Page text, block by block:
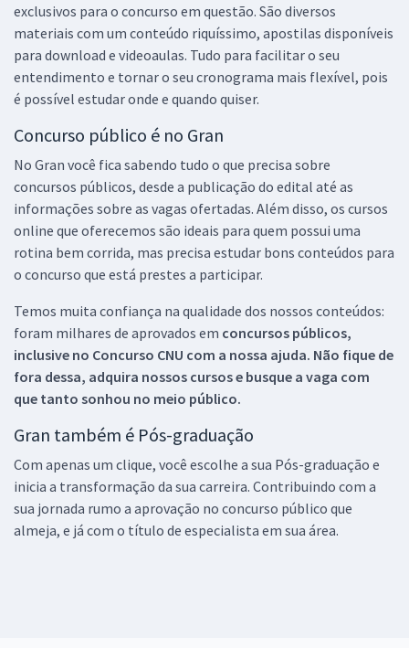
exclusivos para o concurso em questão. São diversos
materiais com um conteúdo riquíssimo, apostilas disponíveis
para download e videoaulas. Tudo para facilitar o seu
entendimento e tornar o seu cronograma mais flexível, pois
é possível estudar onde e quando quiser.
Concurso público é no Gran
No Gran você fica sabendo tudo o que precisa sobre
concursos públicos, desde a publicação do edital até as
informações sobre as vagas ofertadas. Além disso, os cursos
online que oferecemos são ideais para quem possui uma
rotina bem corrida, mas precisa estudar bons conteúdos para
o concurso que está prestes a participar.
Temos muita confiança na qualidade dos nossos conteúdos:
foram milhares de aprovados em concursos públicos,
inclusive no Concurso CNU com a nossa ajuda. Não fique de
fora dessa, adquira nossos cursos e busque a vaga com
que tanto sonhou no meio público.
Gran também é Pós-graduação
Com apenas um clique, você escolhe a sua Pós-graduação e
inicia a transformação da sua carreira. Contribuindo com a
sua jornada rumo a aprovação no concurso público que
almeja, e já com o título de especialista em sua área.